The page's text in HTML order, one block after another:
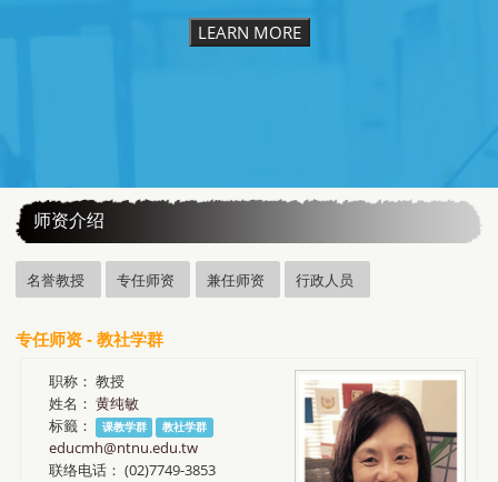
LEARN MORE
师资介绍
名誉教授 专任师资 兼任师资 行政人员
专任师资 - 教社学群
职称： 教授
姓名： 黄纯敏
标籤：
课教学群 教社学群
educmh@ntnu.edu.tw
联络电话： (02)7749-3853